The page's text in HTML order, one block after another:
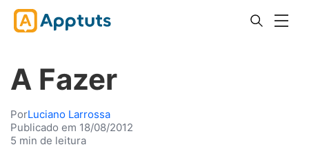
A Fazer
PorLuciano Larrossa
Publicado em 18/08/2012
5 min de leitura